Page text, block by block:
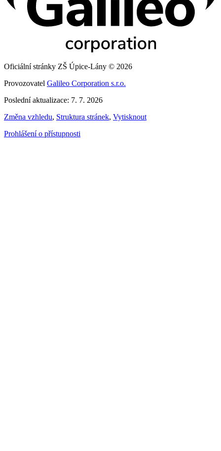
Oficiální stránky ZŠ Úpice-Lány © 2026
Provozovatel Galileo Corporation s.r.o.
Poslední aktualizace: 7. 7. 2026
Změna vzhledu, Struktura stránek, Vytisknout
Prohlášení o přístupnosti